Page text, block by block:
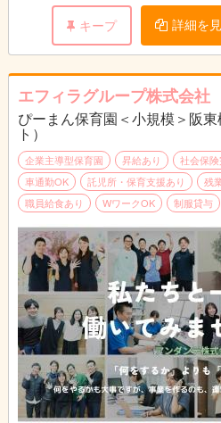
ご家庭、職員、地域のトライアン
れるような環境づくりを目指してい
キープ 詳細を
エフィラグループ株式会社
ぴーまん保育園＜小規模＞阪
ト）
企業主導型保育園 昇給あり 社会保
車通勤OK
託児所・保育支援あり 残
職員給食あり
WワークOK 制服貸与